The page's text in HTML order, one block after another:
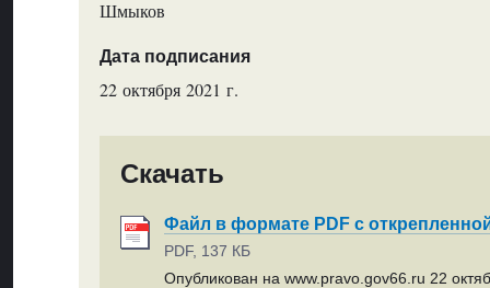
Шмыков
Дата подписания
22 октября 2021 г.
Скачать
Файл в формате PDF с
PDF, 137 КБ
Опубликован на www.pravo.gov66.ru 22